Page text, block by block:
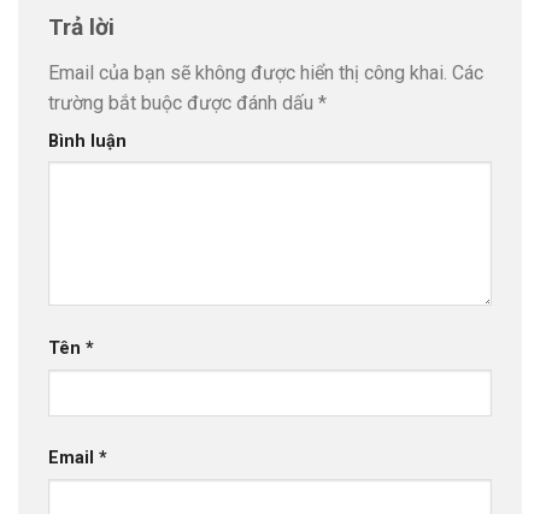
Trả lời
Email của bạn sẽ không được hiển thị công khai. Các
trường bắt buộc được đánh dấu *
Bình luận
Tên *
Email *